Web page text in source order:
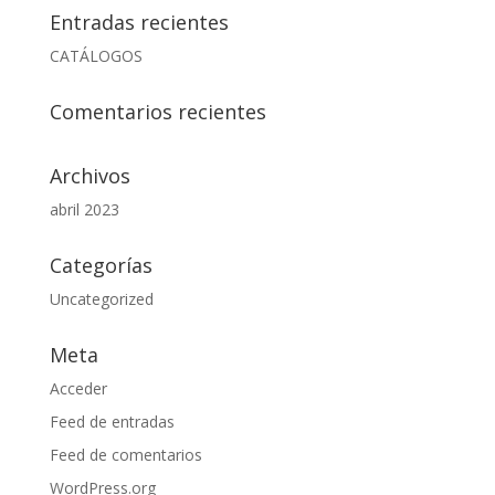
Entradas recientes
CATÁLOGOS
Comentarios recientes
Archivos
abril 2023
Categorías
Uncategorized
Meta
Acceder
Feed de entradas
Feed de comentarios
WordPress.org